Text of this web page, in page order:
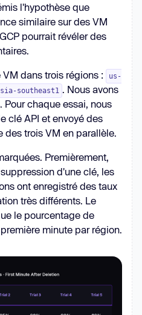
l'hypothèse que
similaire sur des VM
pourrait révéler des
dans trois régions :
us-
southeast1 . Nous avons
chaque essai, nous
clé API et envoyé des
des trois VM en parallèle.
Premièrement,
d'une clé, les
ont enregistré des taux
très différents. Le
le pourcentage de
minute par région.